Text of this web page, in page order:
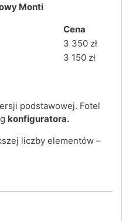
Monti
Cena
3 350 zł
3 150 zł
podstawowej. Fotel
konfiguratora.
liczby elementów –